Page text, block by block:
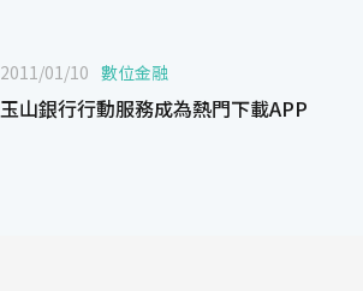
2011/01/10 數位金融
玉山銀行行動服務成為熱門下載APP